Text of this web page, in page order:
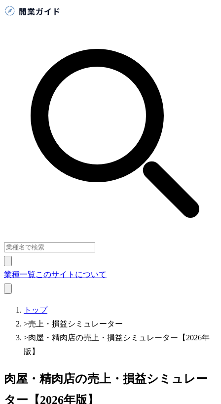
業種一覧このサイトについて
トップ
>売上・損益シミュレーター
>肉屋・精肉店の売上・損益シミュレーター【2026年
版】
肉屋・精肉店の売上・損益シミュレー
ター【2026年版】